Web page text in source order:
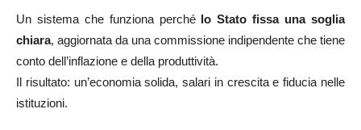
Un sistema che funziona perché lo Stato fissa una soglia
chiara, aggiornata da una commissione indipendente che tiene
conto dell’inflazione e della produttività.
Il risultato: un’economia solida, salari in crescita e fiducia nelle
istituzioni.